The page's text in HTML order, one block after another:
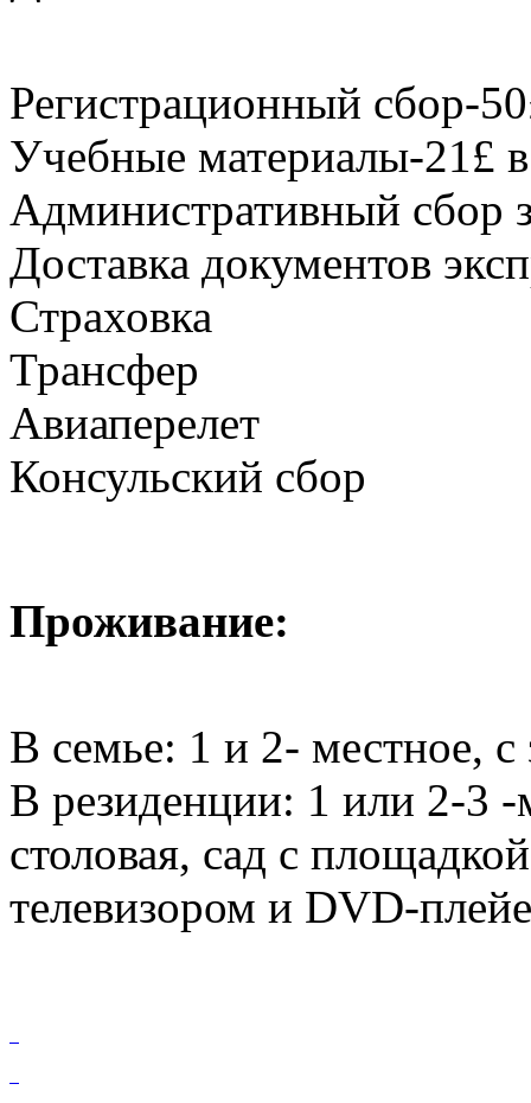
Регистрационный сбор-
Учебные материалы-21£
Административный сбор
Доставка документов
Страховка
Трансфер
Авиаперелет
Консульский сбор
Проживание:
В семье: 1 и 2- местное, с
В резиденции: 1 или 2-3 -
столовая, сад с
телевизором и DVD-